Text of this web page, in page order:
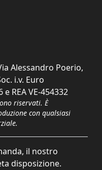
Alessandro Poerio,
i.v. Euro
e REA VE-454332
riservati. È
con qualsiasi
il nostro
disposizione.